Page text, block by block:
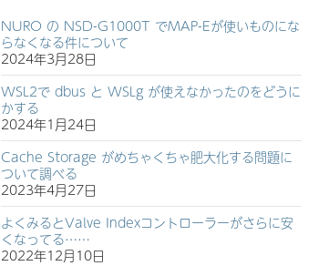
NURO の NSD-G1000T でMAP-Eが使いものにな
らなくなる件について
2024年3月28日
WSL2で dbus と WSLg が使えなかったのをどうに
かする
2024年1月24日
Cache Storage がめちゃくちゃ肥大化する問題に
ついて調べる
2023年4月27日
よくみるとValve Indexコントローラーがさらに安
くなってる……
2022年12月10日